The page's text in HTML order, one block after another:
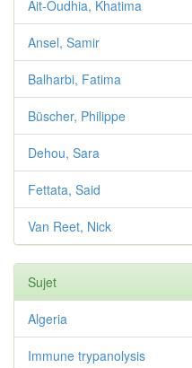
Ait-Oudhia, Khatima
Ansel, Samir
Balharbi, Fatima
Büscher, Philippe
Dehou, Sara
Fettata, Said
Van Reet, Nick
Sujet
Algeria
Immune trypanolysis